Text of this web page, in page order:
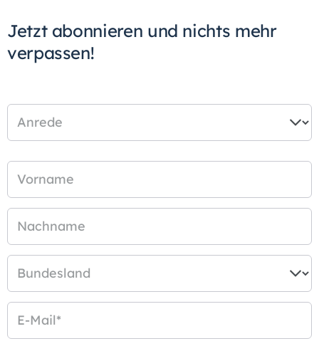
Jetzt abonnieren und nichts mehr
verpassen!
Anrede
Vorname
Nachname
Bundesland
E-Mail*